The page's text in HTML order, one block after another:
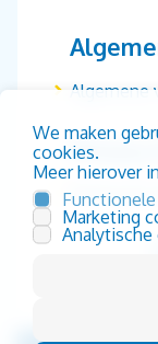
Algemene
Privacy &
We maken
cookies.
Meer hierover
Marketing
Analytische